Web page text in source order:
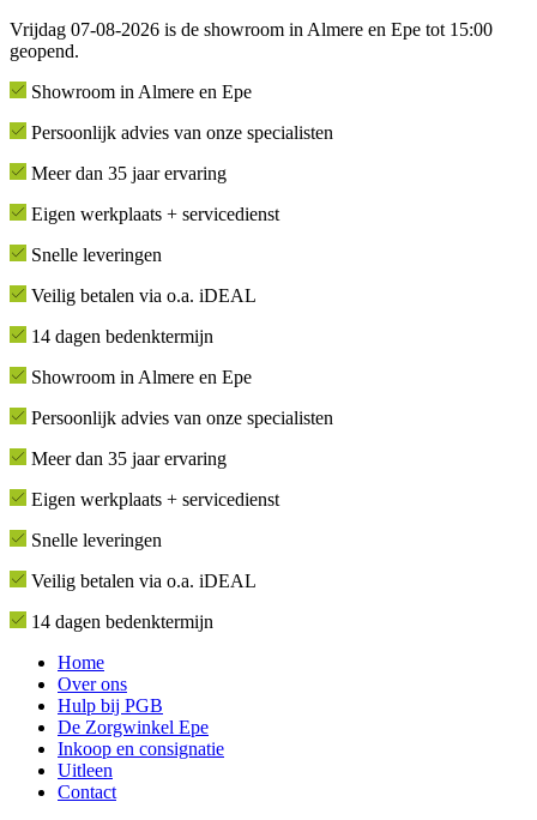
Vrijdag 07-08-2026 is de showroom in Almere en Epe tot 15:00
geopend.
Showroom in Almere en Epe
Persoonlijk advies van onze specialisten
Meer dan 35 jaar ervaring
Eigen werkplaats + servicedienst
Snelle leveringen
Veilig betalen via o.a. iDEAL
14 dagen bedenktermijn
Showroom in Almere en Epe
Persoonlijk advies van onze specialisten
Meer dan 35 jaar ervaring
Eigen werkplaats + servicedienst
Snelle leveringen
Veilig betalen via o.a. iDEAL
14 dagen bedenktermijn
Home
Over ons
Hulp bij PGB
De Zorgwinkel Epe
Inkoop en consignatie
Uitleen
Contact